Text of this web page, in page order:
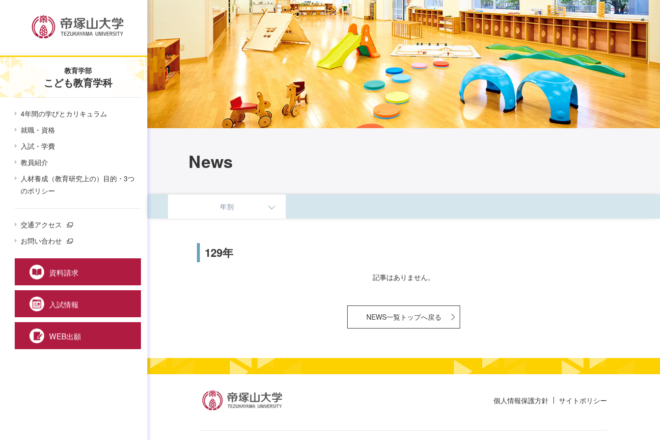
教育学部
こども教育学科
4年間の学びとカリキュラム
就職・資格
入試・学費
教員紹介
人材養成（教育研究上の）目的・3つ
のポリシー
交通アクセス
お問い合わせ
資料請求
入試情報
WEB出願
News
年別
129年
記事はありません。
NEWS一覧トップへ戻る
個人情報保護方針 サイトポリシー